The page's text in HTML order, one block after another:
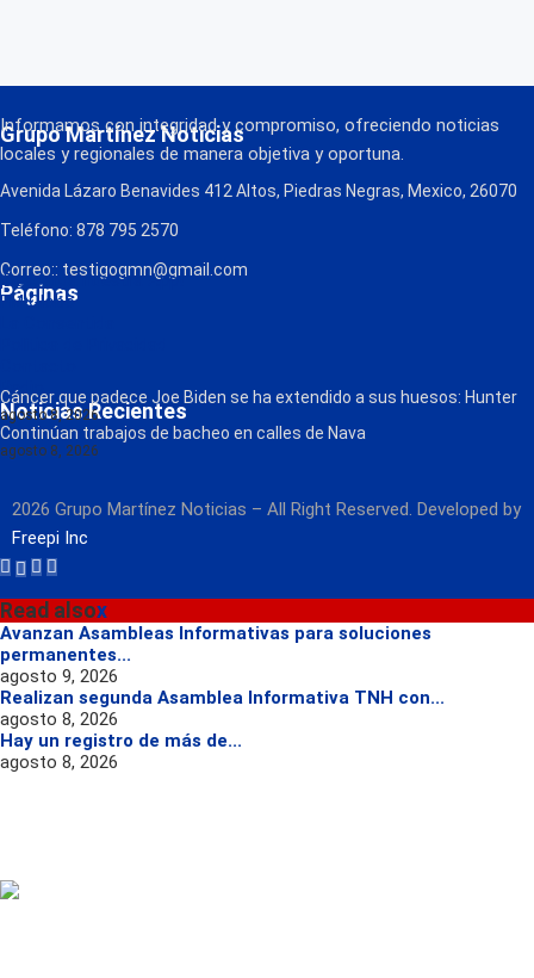
Grupo Martínez Noticias
Informamos con integridad y compromiso, ofreciendo noticias
locales y regionales de manera objetiva y oportuna.
Avenida Lázaro Benavides 412 Altos, Piedras Negras, Mexico, 26070
Teléfono: 878 795 2570
Correo:: testigogmn@gmail.com
Páginas
¡Descarga nuestra App!
FM Globo
Radio
Noticias Recientes
Cáncer que padece Joe Biden se ha extendido a sus huesos: Hunter
agosto 8, 2026
Continúan trabajos de bacheo en calles de Nava
agosto 8, 2026
2026 Grupo Martínez Noticias – All Right Reserved. Developed by
Freepi Inc
Read alsox
Avanzan Asambleas Informativas para soluciones
permanentes...
agosto 9, 2026
Realizan segunda Asamblea Informativa TNH con...
agosto 8, 2026
Hay un registro de más de...
agosto 8, 2026